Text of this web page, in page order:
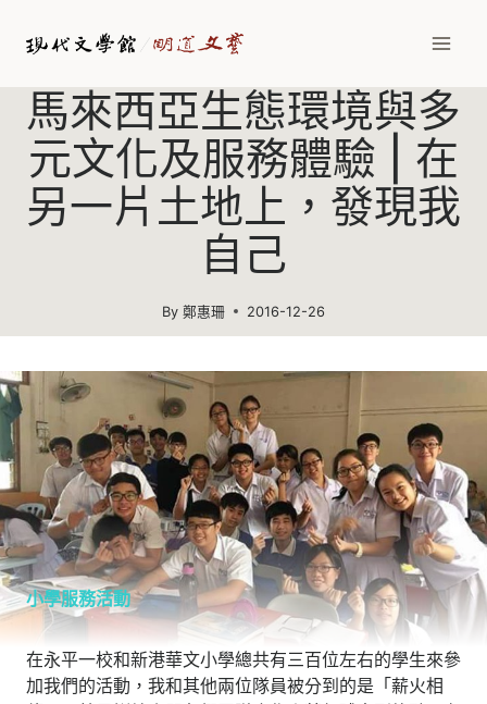
馬來西亞生態環境與多
元文化及服務體驗 | 在
另一片土地上，發現我
自己
By 鄭惠珊 2016-12-26
小學服務活動
在永平一校和新港華文小學總共有三百位左右的學生來參
加我們的活動，我和其他兩位隊員被分到的是「薪火相